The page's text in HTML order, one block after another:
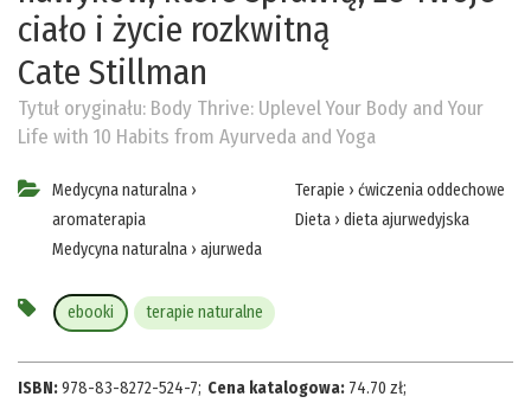
ciało i życie rozkwitną
Cate Stillman
Tytuł oryginału: Body Thrive: Uplevel Your Body and Your
Life with 10 Habits from Ayurveda and Yoga
Medycyna naturalna ›
aromaterapia
Medycyna naturalna › ajurweda
Terapie › ćwiczenia oddechowe
Dieta› dieta ajurwedyjska
ebooki terapie naturalne
ISBN:978-83-8272-524-7; Cena katalogowa: 74.70 zł;